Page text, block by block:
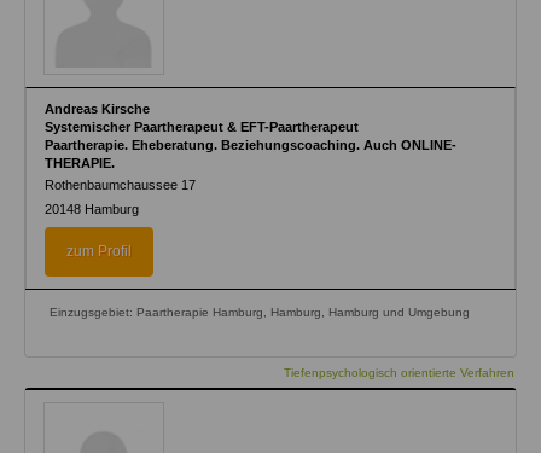
Andreas Kirsche
Systemischer Paartherapeut & EFT-Paartherapeut
Paartherapie. Eheberatung. Beziehungscoaching. Auch ONLINE-
THERAPIE.
Rothenbaumchaussee 17
20148 Hamburg
zum Profil
Einzugsgebiet: Paartherapie Hamburg, Hamburg, Hamburg und Umgebung
Tiefenpsychologisch orientierte Verfahren